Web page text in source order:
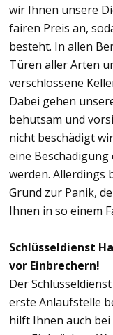
wir Ihnen unsere
fairen Preis an,
besteht. In allen
Türen aller Arten
verschlossene
Dabei gehen
behutsam und
nicht beschädigt
eine
werden. Allerdings
Grund zur Panik,
Ihnen in so einem
Schlüsseldienst
vor Einbrechern!
Der
erste Anlaufstelle
hilft Ihnen auch